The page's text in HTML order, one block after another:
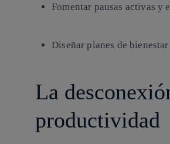
Fomentar pausas activas y
Diseñar planes de
La
productividad